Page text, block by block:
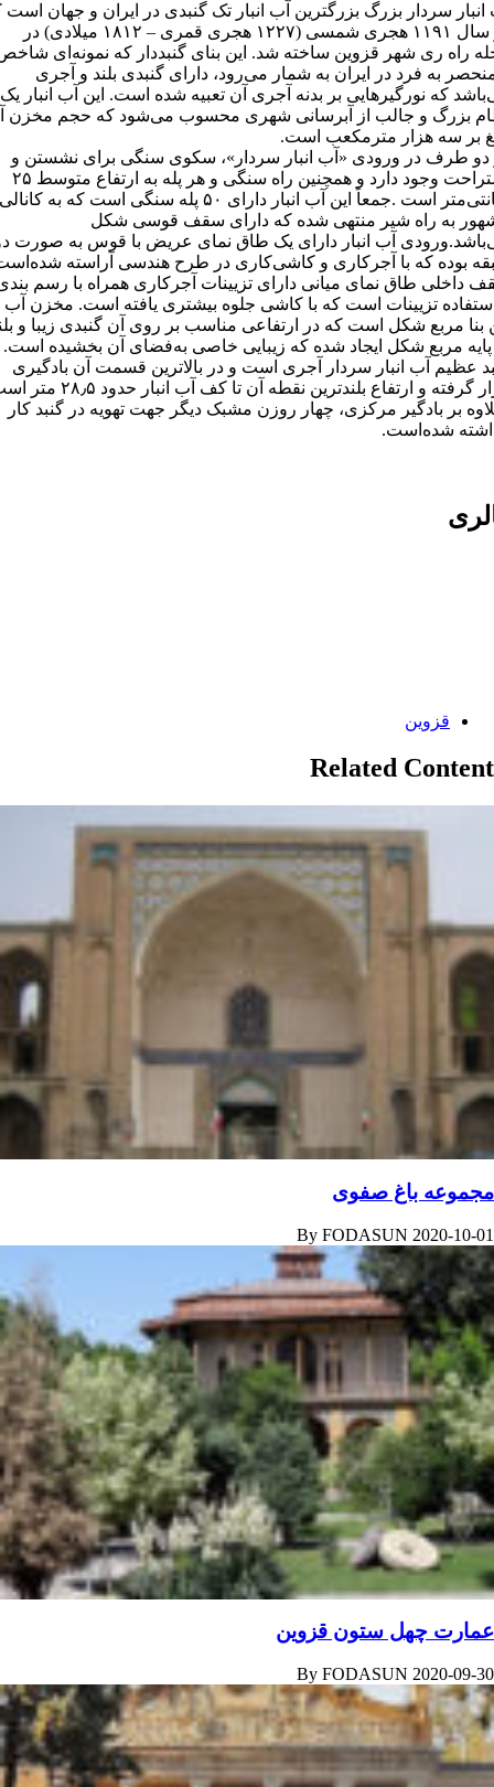
انبار سردار بزرگ بزرگترین آب‌ انبار تک گنبدی در ایران و جهان است
در سال ۱۱۹۱ هجری شمسی (۱۲۲۷ هجری قمری – ۱۸۱۲ میلادی) در
راه ری شهر قزوین ساخته شد. این بنای گنبددار که نمونه‌ای
به فرد در ایران به‌ شمار می‌رود، دارای گنبدی بلند و آجری
که نورگیرهایی بر بدنه آجری آن تعبیه شده ‌است. این آب انبار یک
بزرگ و جالب از آبرسانی شهری محسوب می‌شود که حجم مخزن
بر سه هزار مترمکعب است.
دو طرف در ورودی «آب انبار سردار»، سکوی سنگی برای نشستن و
استراحت وجود دارد و همچنین راه سنگی و هر پله به ارتفاع متوسط ۲۵
سانتی‌متر است .جمعاً این آب انبار دارای ۵۰ پله سنگی است که به کانالی
به راه شیر منتهی شده که دارای سقف قوسی شکل
آب انبار دارای یک طاق نمای عریض با قوس به صورت
بوده که با آجرکاری و کاشی‌کاری در طرح هندسی آراسته
داخلی طاق نمای میانی دارای تزیینات آجرکاری همراه با رسم
تزیینات است که با کاشی جلوه بیشتری یافته ‌است. مخزن آب
بنا مربع شکل است که در ارتفاعی مناسب بر روی آن گنبدی زیبا و
پایه مربع شکل ایجاد شده که زیبایی خاصی به‌فضای آن بخشیده‌ است.
عظیم آب انبار سردار آجری است و در بالاترین قسمت آن بادگیری
قرار گرفته و ارتفاع بلندترین نقطه آن تا کف آب انبار
بر بادگیر مرکزی، چهار روزن مشبک دیگر جهت تهویه در گنبد کار
شده‌است.
Categories:
قزوین
Related Content
مجموعه باغ صفوی
By FODASUN 2020-10-01
عمارت چهل‌ ستون قزوین
By FODASUN 2020-09-30